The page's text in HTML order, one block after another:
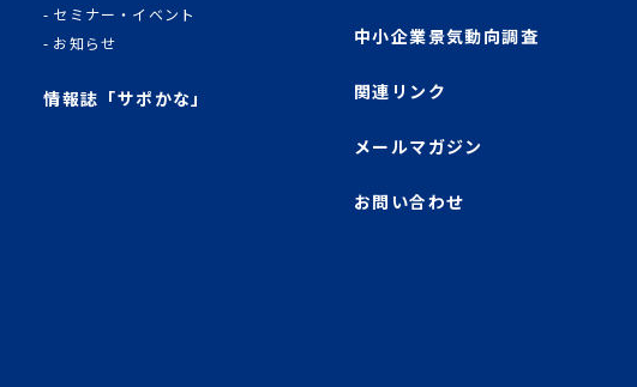
セミナー・イベント
お知らせ
情報誌「サポかな」
中小企業景気動向調査
関連リンク
メールマガジン
お問い合わせ